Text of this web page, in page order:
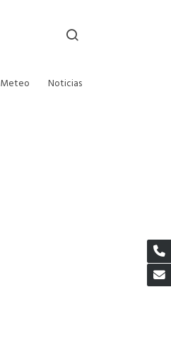
Meteo
Noticias